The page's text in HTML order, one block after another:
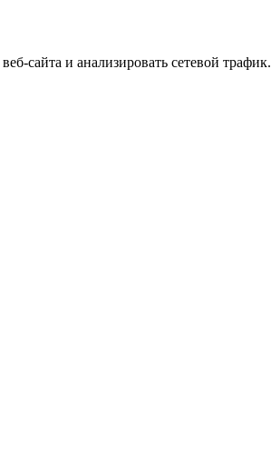
сайта и анализировать сетевой трафик.